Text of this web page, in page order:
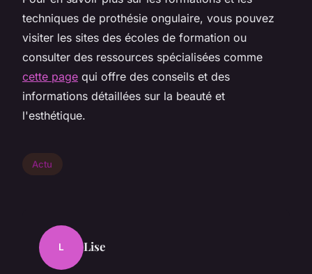
techniques de prothésie ongulaire, vous pouvez
visiter les sites des écoles de formation ou
consulter des ressources spécialisées comme
cette page qui offre des conseils et des
informations détaillées sur la beauté et
l'esthétique.
Actu
L Lise